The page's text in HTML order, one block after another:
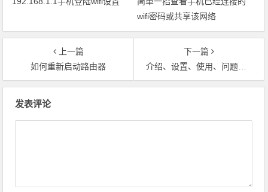
wifi密码或共享该网络
上一篇
如何重新启动路由器
下一篇
介绍、设置、使用、问题解决、综合指导
发表评论